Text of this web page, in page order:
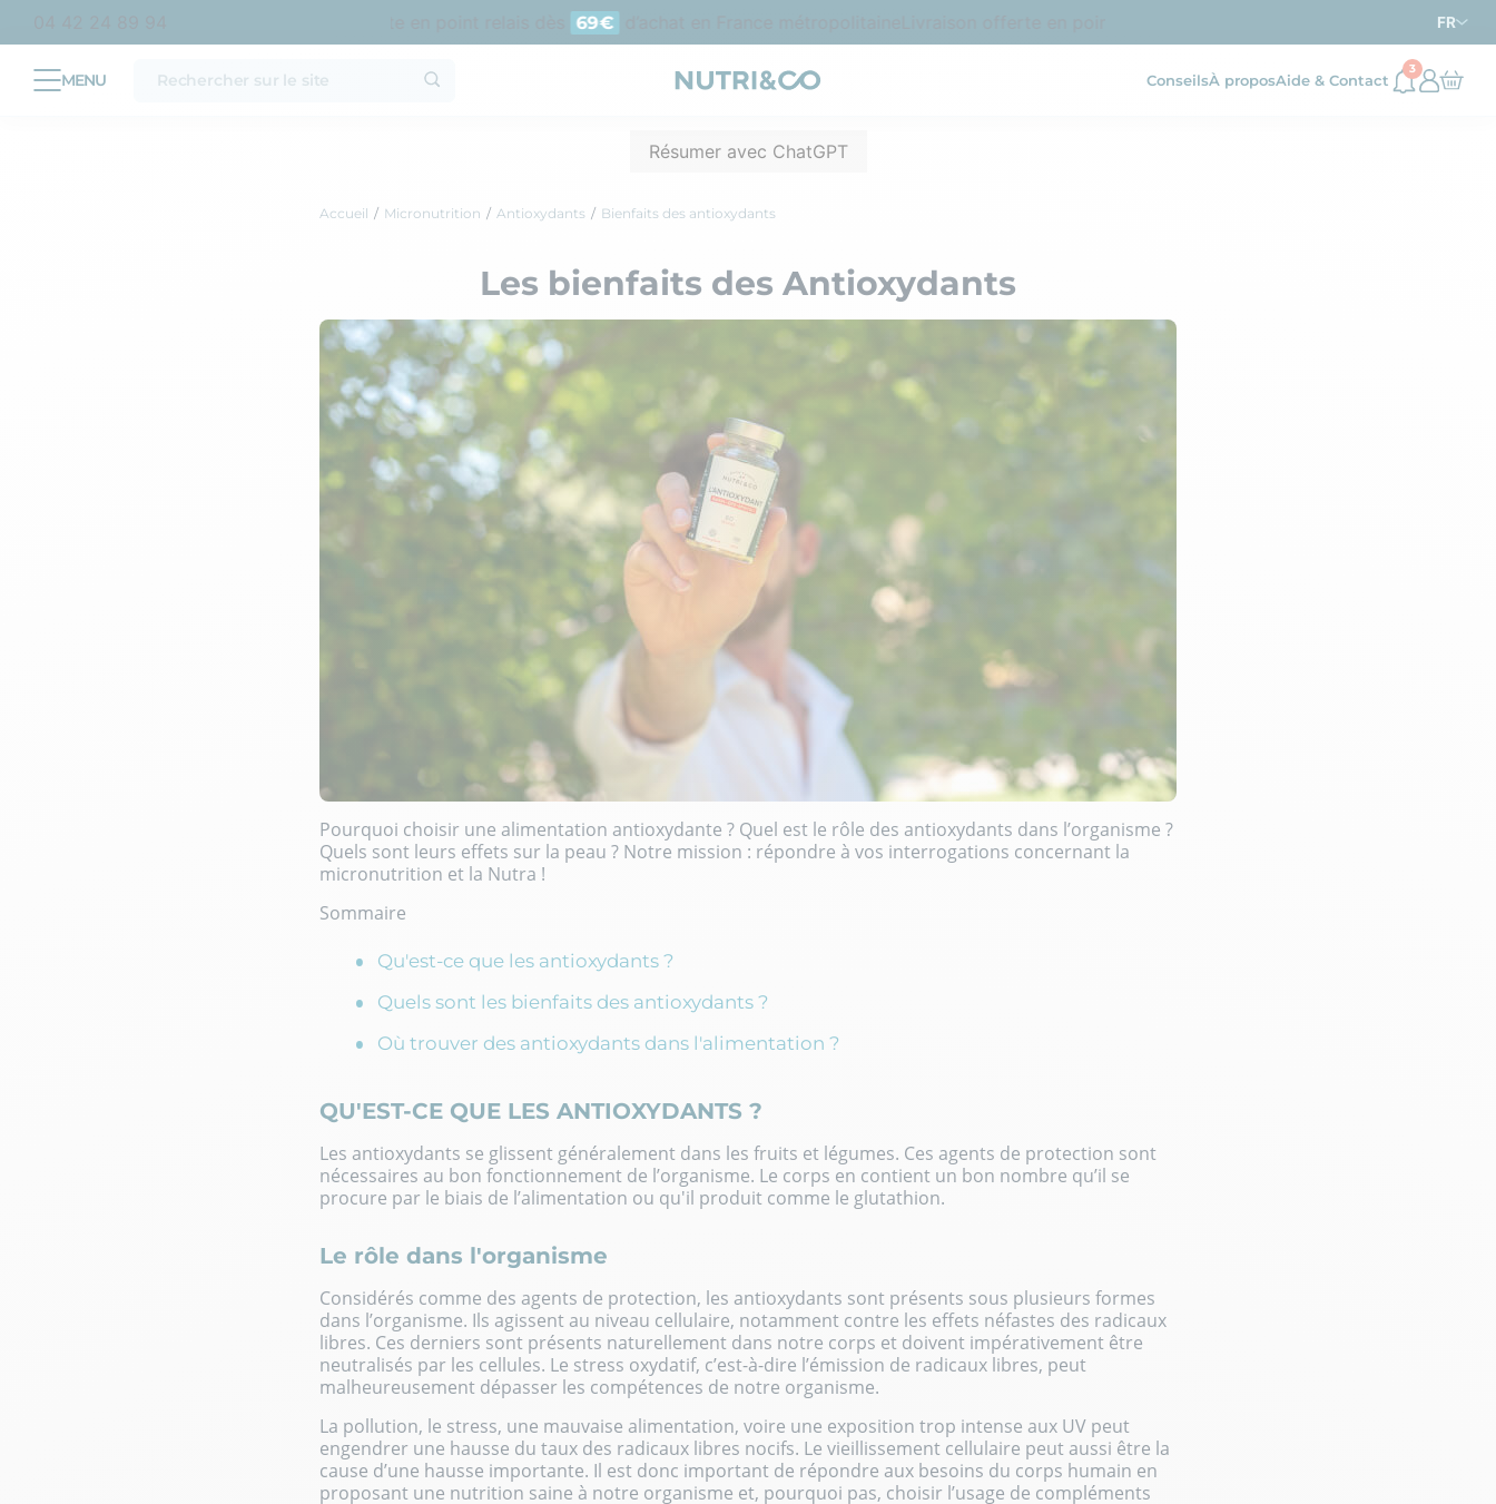
69€ d’achat en France métropolitaine d’achat en France FR
ConseilsÀ proposAide & Contact
3
Résumer avec ChatGPT
Accueil Micronutrition Antioxydants Bienfaits des antioxydants
Les bienfaits des Antioxydants
Pourquoi choisir une alimentation antioxydante ? Quel est le rôle des antioxydants dans l’organisme ?
Quels sont leurs effets sur la peau ? Notre mission : répondre à vos interrogations concernant la
micronutrition et la Nutra !
Sommaire
Qu'est-ce que les antioxydants ?
Quels sont les bienfaits des antioxydants ?
Où trouver des antioxydants dans l'alimentation ?
QU'EST-CE QUE LES ANTIOXYDANTS ?
Les antioxydants se glissent généralement dans les fruits et légumes. Ces agents de protection sont
nécessaires au bon fonctionnement de l’organisme. Le corps en contient un bon nombre qu’il se
procure par le biais de l’alimentation ou qu'il produit comme le glutathion.
Le rôle dans l'organisme
Considérés comme des agents de protection, les antioxydants sont présents sous plusieurs formes
dans l’organisme. Ils agissent au niveau cellulaire, notamment contre les effets néfastes des radicaux
libres. Ces derniers sont présents naturellement dans notre corps et doivent impérativement être
neutralisés par les cellules. Le stress oxydatif, c’est-à-dire l’émission de radicaux libres, peut
malheureusement dépasser les compétences de notre organisme.
La pollution, le stress, une mauvaise alimentation, voire une exposition trop intense aux UV peut
engendrer une hausse du taux des radicaux libres nocifs. Le vieillissement cellulaire peut aussi être la
cause d’une hausse importante. Il est donc important de répondre aux besoins du corps humain en
proposant une nutrition saine à notre organisme et, pourquoi pas, choisir l’usage de compléments